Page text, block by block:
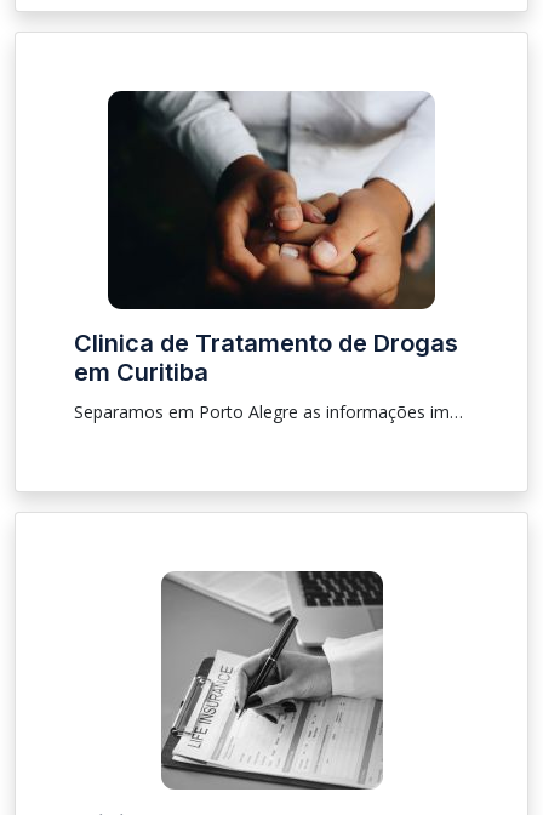
Clinica de Tratamento de Drogas
em Curitiba
Separamos em Porto Alegre as informações importantes sobre procedimento, localização sobre clínica para que as pessoas que estão procurando tratamento de drogas e de alcoólatras.